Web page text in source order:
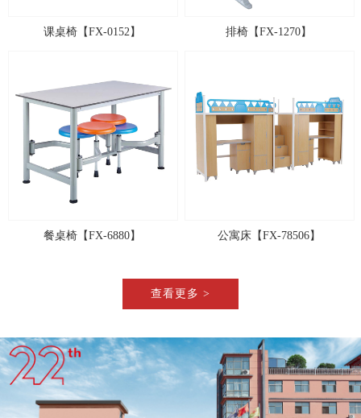
课桌椅【FX-0152】 排椅【FX-1270】
餐桌椅【FX-6880】 公寓床【FX-78506】
查看更多 >